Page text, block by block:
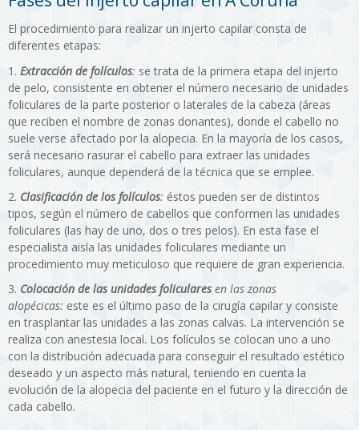
El procedimiento para realizar un injerto capilar consta de
diferentes etapas:
Extracción de folículos: se trata de la primera etapa del injerto
de pelo, consistente en obtener el número necesario de unidades
foliculares de la parte posterior o laterales de la cabeza (áreas
que reciben el nombre de zonas donantes), donde el cabello no
suele verse afectado por la alopecia. En la mayoría de los casos,
será necesario rasurar el cabello para extraer las unidades
foliculares, aunque dependerá de la técnica que se emplee.
Clasificación de los folículos: éstos pueden ser de distintos
tipos, según el número de cabellos que conformen las unidades
foliculares (las hay de uno, dos o tres pelos). En esta fase el
especialista aisla las unidades foliculares mediante un
procedimiento muy meticuloso que requiere de gran experiencia.
Colocación de las unidades folicularesen las zonas
alopécicas: este es el último paso de la cirugía capilar y consiste
en trasplantar las unidades a las zonas calvas. La intervención se
realiza con anestesia local. Los folículos se colocan uno a uno
con la distribución adecuada para conseguir el resultado estético
deseado y un aspecto más natural, teniendo en cuenta la
evolución de la alopecia del paciente en el futuro y la dirección de
cada cabello.